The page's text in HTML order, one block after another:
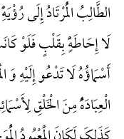
الطَّالِبُ الْمُرْتَادُ إِلَی
لَا إِحَاطَهًٍْ بِقَلْبٍ فَلَوْ
أَسْمَاؤُهُ لَا تَدْعُو إِلَیْهِ وَ
الْعِبَادَهًُْ مِنَ الْخَلْقِ